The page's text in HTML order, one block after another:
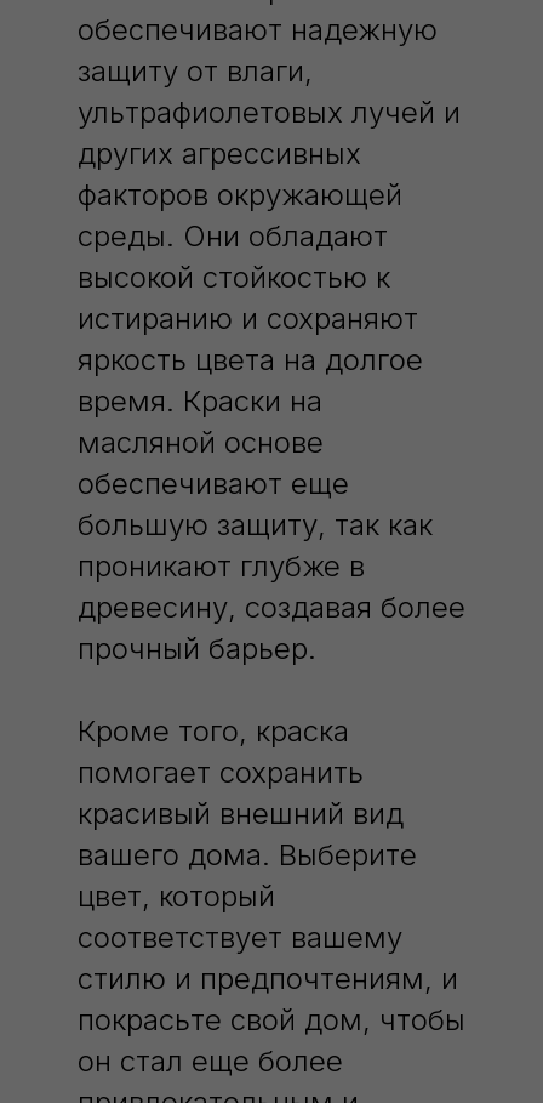
обеспечивают надежную
защиту от влаги,
ультрафиолетовых лучей и
других агрессивных
факторов окружающей
среды. Они обладают
высокой стойкостью к
истиранию и сохраняют
яркость цвета на долгое
время. Краски на
масляной основе
обеспечивают еще
большую защиту, так как
проникают глубже в
древесину, создавая более
прочный барьер.
Кроме того, краска
помогает сохранить
красивый внешний вид
вашего дома. Выберите
цвет, который
соответствует вашему
стилю и предпочтениям, и
покрасьте свой дом, чтобы
он стал еще более